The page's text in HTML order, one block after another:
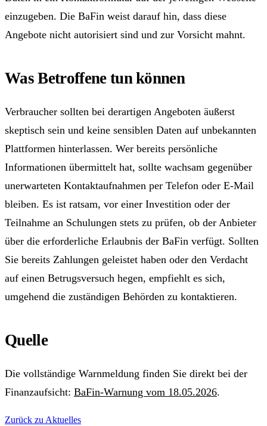
einzugeben. Die BaFin weist darauf hin, dass diese
Angebote nicht autorisiert sind und zur Vorsicht mahnt.
Was Betroffene tun können
Verbraucher sollten bei derartigen Angeboten äußerst
skeptisch sein und keine sensiblen Daten auf unbekannten
Plattformen hinterlassen. Wer bereits persönliche
Informationen übermittelt hat, sollte wachsam gegenüber
unerwarteten Kontaktaufnahmen per Telefon oder E-Mail
bleiben. Es ist ratsam, vor einer Investition oder der
Teilnahme an Schulungen stets zu prüfen, ob der Anbieter
über die erforderliche Erlaubnis der BaFin verfügt. Sollten
Sie bereits Zahlungen geleistet haben oder den Verdacht
auf einen Betrugsversuch hegen, empfiehlt es sich,
umgehend die zuständigen Behörden zu kontaktieren.
Quelle
Die vollständige Warnmeldung finden Sie direkt bei der
Finanzaufsicht: BaFin-Warnung vom 18.05.2026.
Zurück zu Aktuelles